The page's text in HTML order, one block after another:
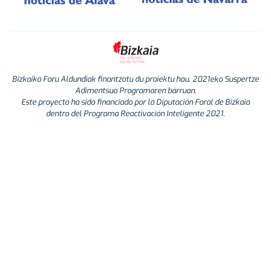
Bizkaiko Foru Aldundiak finantzatu du proiektu hau, 2021eko Suspertze
Adimentsua Programaren barruan.
Este proyecto ha sido financiado por la Diputación Foral de Bizkaia
dentro del Programa Reactivación Inteligente 2021.